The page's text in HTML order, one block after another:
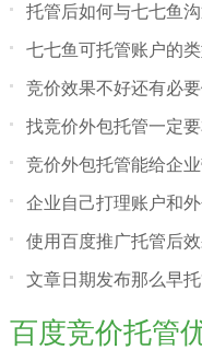
托管后如何与七七鱼
七七鱼可托管账户的
竞价效果不好还有必
找竞价外包托管一定
竞价外包托管能给企
企业自己打理账户和
使用百度推广托管后
文章日期发布那么早
百度竞价托管